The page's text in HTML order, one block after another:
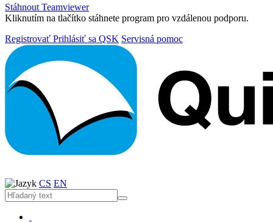
Stáhnout Teamviewer
Kliknutím na tlačítko stáhnete program pro vzdálenou podporu.
Registrovať Prihlásiť sa QSK Servisná pomoc
CS EN